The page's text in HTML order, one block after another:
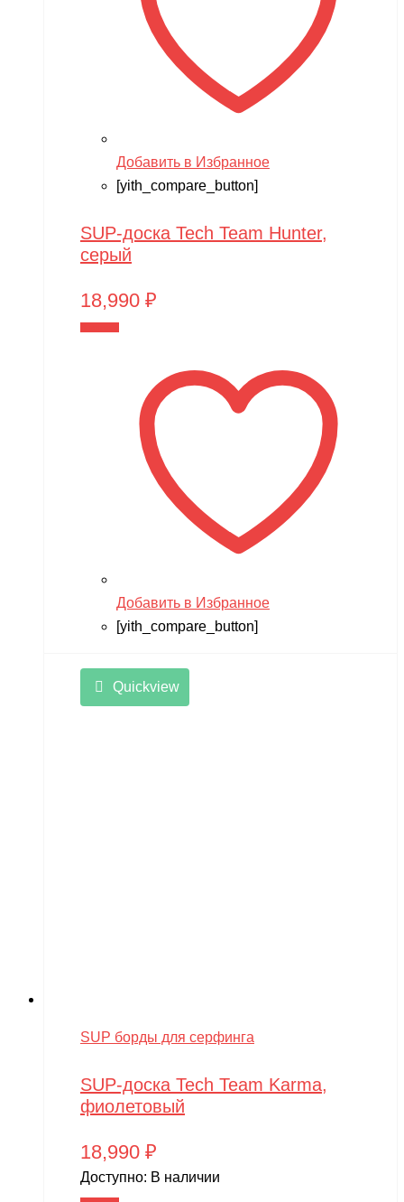
Добавить в Избранное
[yith_compare_button]
SUP-доска Tech Team Hunter,
серый
18,990 ₽
Добавить в Избранное
[yith_compare_button]
Quickview
SUP борды для серфинга
SUP-доска Tech Team Karma,
фиолетовый
18,990 ₽
Доступно: В наличии